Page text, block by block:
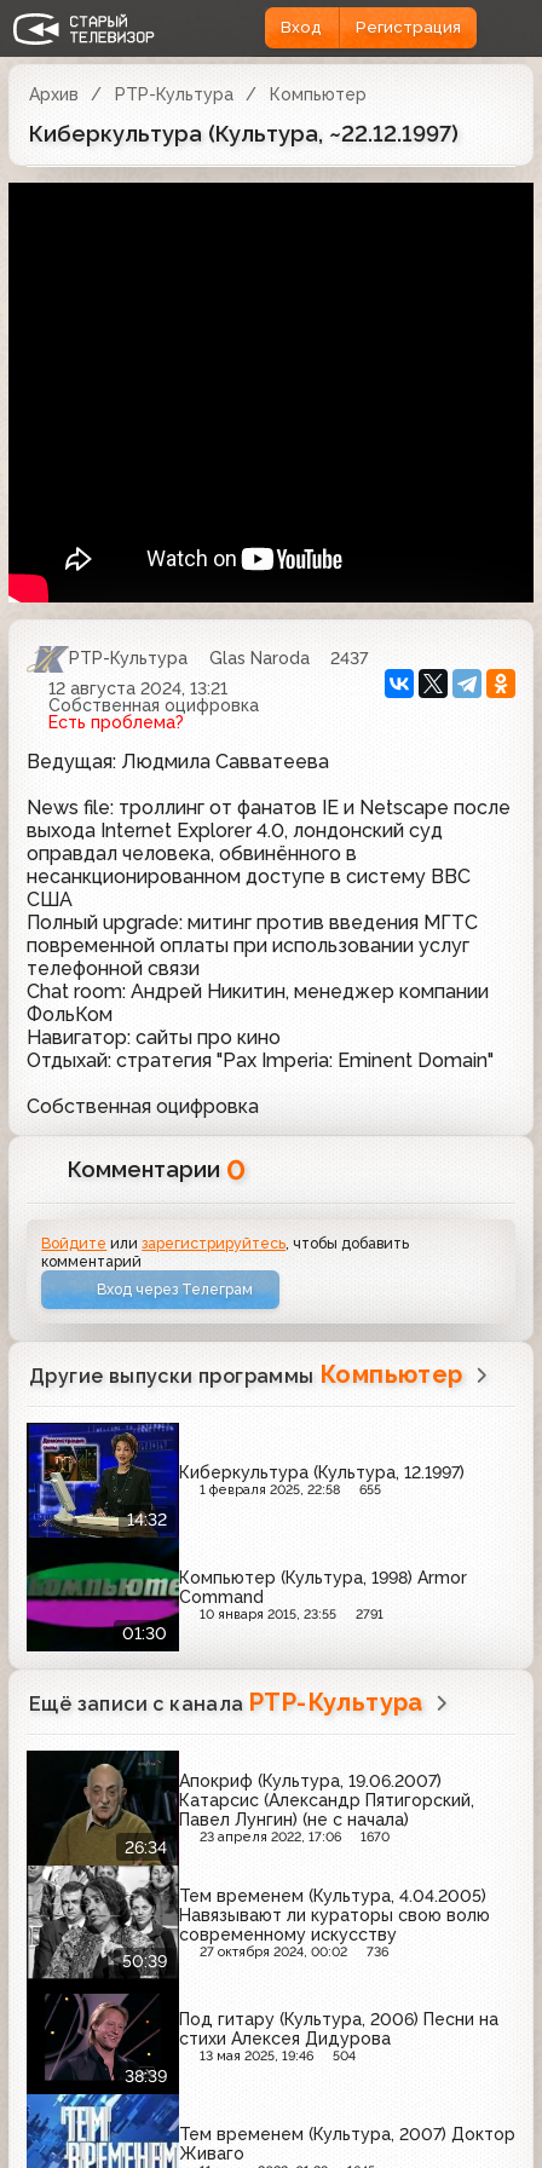
Вход Регистрация
Архив РТР-Культура Компьютер
Киберкультура (Культура, ~22.12.1997)
РТР-Культура Glas Naroda
2437
12 августа 2024, 13:21
Собственная оцифровка
Есть проблема?
Ведущая: Людмила Савватеева
News file: троллинг от фанатов IE и Netscape после
выхода Internet Explorer 4.0, лондонский суд
оправдал человека, обвинённого в
несанкционированном доступе в систему ВВС
США
Полный upgrade: митинг против введения МГТС
повременной оплаты при использовании услуг
телефонной связи
Chat room: Андрей Никитин, менеджер компании
ФольКом
Навигатор: сайты про кино
Отдыхай: стратегия "Pax Imperia: Eminent Domain"
Собственная оцифровка
Комментарии 0
Войдите илизарегистрируйтесь , чтобы добавить
комментарий
Вход через Телеграм
Другие выпуски программы Компьютер
14:32
Киберкультура (Культура, 12.1997)
1 февраля 2025, 22:58 655
01:30
Компьютер (Культура, 1998) Armor
Command
10 января 2015, 23:55 2791
Ещё записи с канала РТР-Культура
26:34
Апокриф (Культура, 19.06.2007)
Катарсис (Александр Пятигорский,
Павел Лунгин) (не с начала)
23 апреля 2022, 17:06 1670
50:39
Тем временем (Культура, 4.04.2005)
Навязывают ли кураторы свою волю
современному искусству
27 октября 2024, 00:02 736
38:39
Под гитару (Культура, 2006) Песни на
стихи Алексея Дидурова
13 мая 2025, 19:46 504
Тем временем (Культура, 2007) Доктор
Живаго